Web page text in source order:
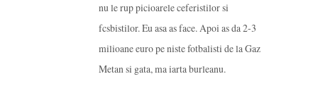
nu le rup picioarele ceferistilor si
fcsbistilor. Eu asa as face. Apoi as da 2-3
milioane euro pe niste fotbalisti de la Gaz
Metan si gata, ma iarta burleanu.